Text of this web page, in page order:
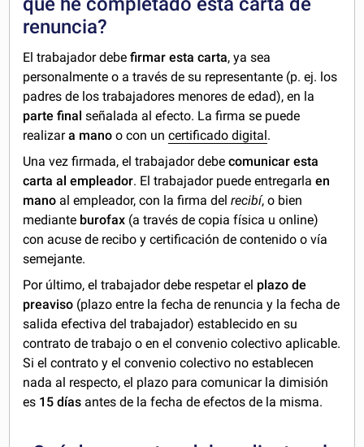
renuncia?
El trabajador debe firmar esta carta, ya sea
personalmente o a través de su representante (p. ej. los
padres de los trabajadores menores de edad), en la
parte final señalada al efecto. La firma se puede
realizara mano o con uncertificado digital .
Una vez firmada, el trabajador debecomunicar esta
carta al empleador. El trabajador puede entregarlaen
mano al empleador, con la firma delrecibí, o bien
mediante burofax (a través de copia física u online)
con acuse de recibo y certificación de contenido o vía
semejante.
Por último, el trabajador debe respetar el plazo de
preaviso (plazo entre la fecha de renuncia y la fecha de
salida efectiva del trabajador) establecido en su
contrato de trabajo o en el convenio colectivo aplicable.
Si el contrato y el convenio colectivo no establecen
nada al respecto, el plazo para comunicar la dimisión
es 15 días antes de la fecha de efectos de la misma.